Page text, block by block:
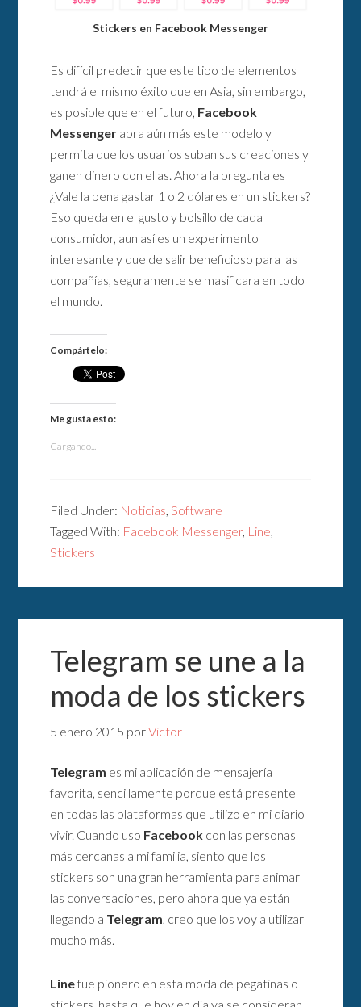
Stickers en Facebook Messenger
Es difícil predecir que este tipo de elementos
tendrá el mismo éxito que en Asia, sin embargo,
es posible que en el futuro, Facebook
Messenger abra aún más este modelo y
permita que los usuarios suban sus creaciones y
ganen dinero con ellas. Ahora la pregunta es
¿Vale la pena gastar 1 o 2 dólares en un stickers?
Eso queda en el gusto y bolsillo de cada
consumidor, aun así es un experimento
interesante y que de salir beneficioso para las
compañías, seguramente se masificara en todo
el mundo.
Compártelo:
Me gusta esto:
Cargando...
Filed Under: Noticias Software
Tagged With: Facebook Messenger, Line
Stickers
Telegram se une a la
moda de los stickers
5 enero 2015 porVictor
Telegram es mi aplicación de mensajería
favorita, sencillamente porque está presente
en todas las plataformas que utilizo en mi diario
vivir. Cuando uso Facebook con las personas
más cercanas a mi familia, siento que los
stickers son una gran herramienta para animar
las conversaciones, pero ahora que ya están
llegando a Telegram , creo que los voy a utilizar
mucho más.
Linefue pionero en esta moda de pegatinas o